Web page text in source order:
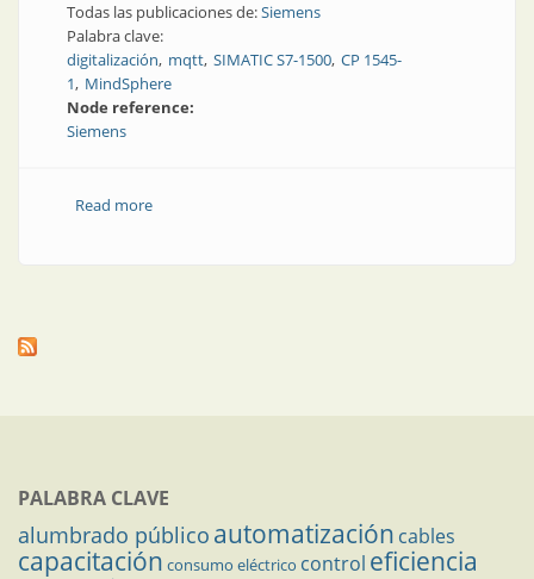
Todas las publicaciones de:Siemens
Palabra clave:
digitalización mqtt SIMATIC S7-1500 CP 1545-
1
MindSphere
Node reference:
Siemens
Read moreabout IoT en el sistema de automatización: desde la
PALABRA CLAVE
alumbrado público automatización cables
capacitación consumo eléctrico control eficiencia